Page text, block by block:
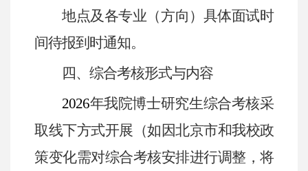
地点及各专业（方向）具体面试时
间待报到时通知。
四、 综合考核形式与内容
2026年我院博士研究生综合考核采
取线下方式开展（如因北京市和我校政
策变化需对综合考核安排进行调整，将